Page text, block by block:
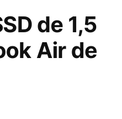
de 1,5
Air de